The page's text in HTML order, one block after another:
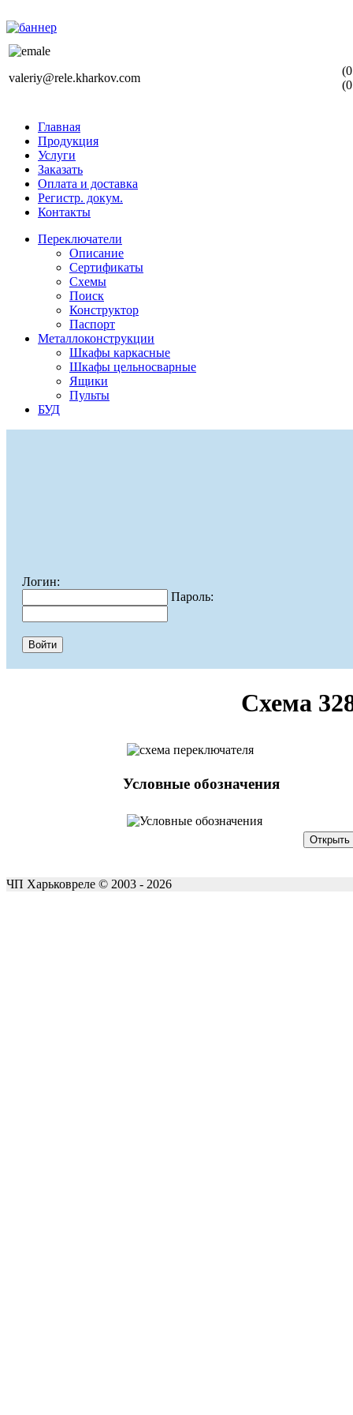
valeriy@rele.kharkov.com
Главная
Продукция
Услуги
Заказать
Оплата и доставка
Регистр. докум.
Контакты
Переключатели
Описание
Сертификаты
Схемы
Поиск
Конструктор
Паспорт
Металлоконструкции
Шкафы каркасные
Шкафы цельносварные
Ящики
Пульты
БУД
Логин:
Пароль:
Схема
Условные обозначения
ЧП Харьковреле © 2003 - 2026